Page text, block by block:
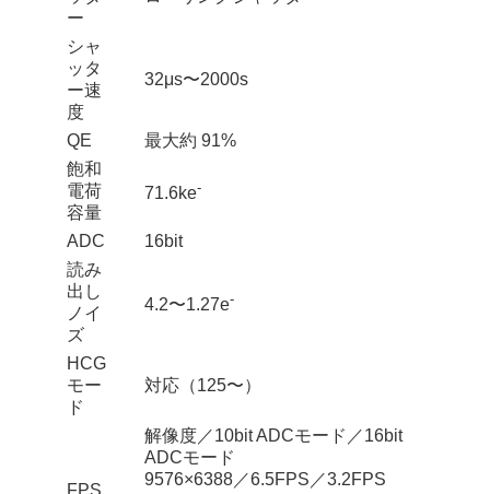
ー
シャ
ッタ
ー速
度
32μs〜2000s
QE
最大約 91%
飽和
電荷
容量
71.6ke-
ADC
16bit
読み
出し
ノイ
ズ
4.2〜1.27e-
HCG
モー
ド
対応（125〜）
解像度／10bit ADCモード／16bit
ADCモード
9576×6388／6.5FPS／3.2FPS